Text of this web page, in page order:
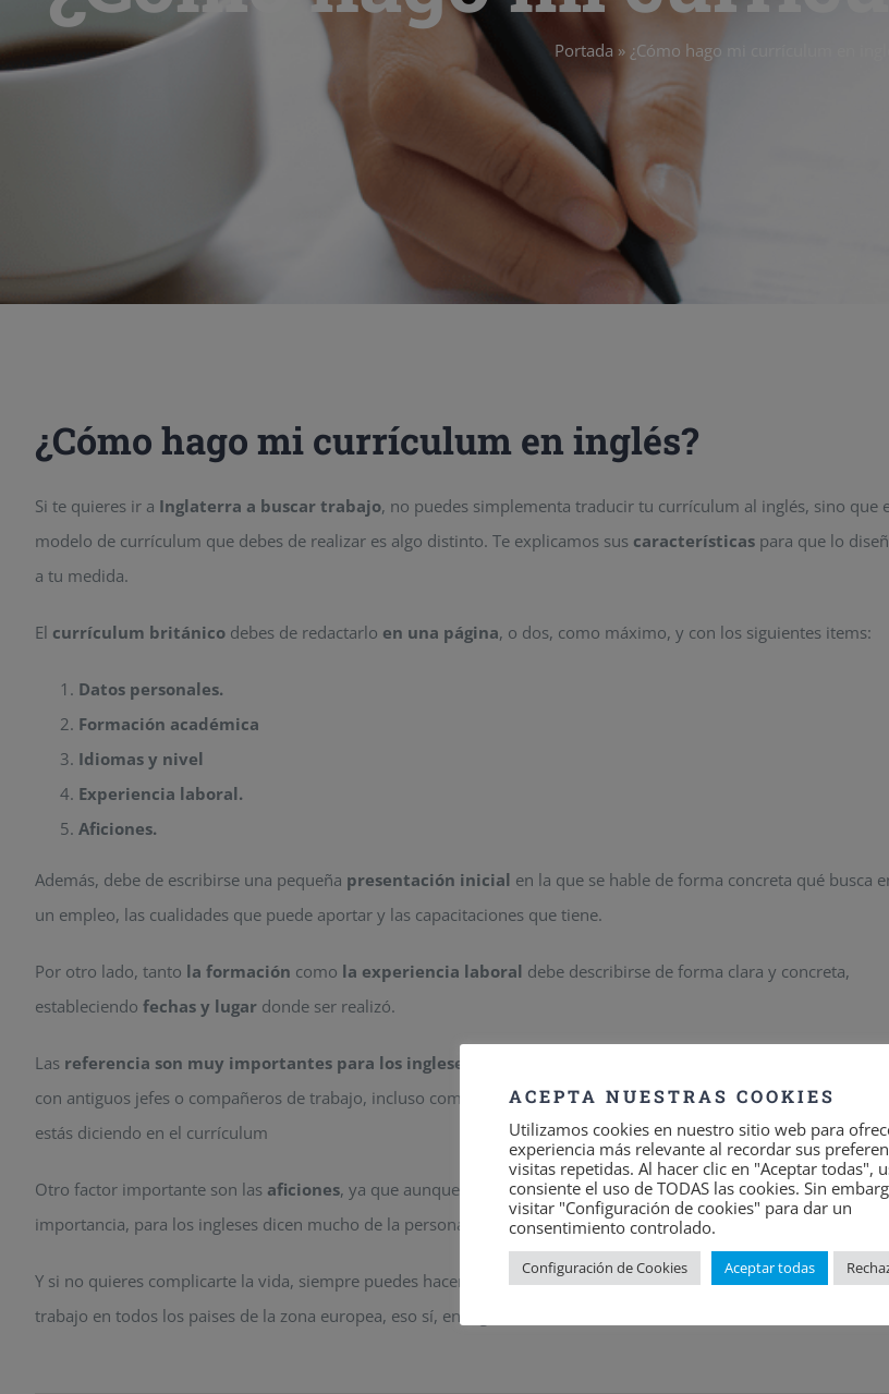
Portada » ¿Cómo hago mi currículum en
¿Cómo hago mi currículum en inglés?
Si te quieres ir a Inglaterra a buscar trabajo, no puedes simplementa traducir tu currículum al inglés, sino que
modelo de currículum que debes de realizar es algo distinto. Te explicamos sus característicaspara que lo
a tu medida.
El currículum británicodebes de redactarlo en una página, o dos, como máximo, y con los siguientes items:
Datos personales.
Formación académica
Idiomas y nivel
Experiencia laboral.
Aficiones.
Además, debe de escribirse una pequeña presentación inicial en la que se hable de forma concreta qué busca
un empleo, las cualidades que puede aportar y las capacitaciones que tiene.
Por otro lado, tanto la formación como la experiencia laboral debe describirse de forma clara y concreta,
estableciendo fechas y lugardonde ser realizó.
Las referencia son muy importantes para los ingleses
con antiguos jefes o compañeros de trabajo, incluso compañeros de estudio o amigos, para que le avalen lo que
estás diciendo en el currículum
Otro factor importante son lasaficiones, ya que aunque en España no estamos acostumbrados a que se le de
importancia, para los ingleses dicen mucho de la personalidad, y van a darle mucho peso a las aficiones que
Y si no quieres complicarte la vida, siempre puedes hacer el Currículum Europeo en Inglés, que te vale para
trabajo en todos los paises de la zona europea, eso sí, en inglés.
ACEPTA NUESTRAS COOKIES
Utilizamos cookies en nuestro sitio web para
experiencia más relevante al recordar sus
visitas repetidas. Al hacer clic en "Aceptar todas",
consiente el uso de TODAS las cookies. Sin
visitar "Configuración de cookies" para dar un
consentimiento controlado.
Configuración de Cookies Aceptar todas